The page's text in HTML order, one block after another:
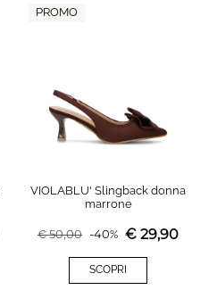
PROMO
VIOLABLU' Slingback donna
marrone
€50,00 -40% € 29,90
SCOPRI